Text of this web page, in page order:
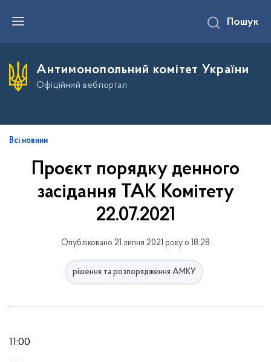
е
и
д
в
Пошук
Антимонопольний комітет України
Офіційний вебпортал
Всі новини
Проєкт порядку денного
засідання ТАК Комітету
22.07.2021
Опубліковано 21 липня 2021 року о 18:28
рішення та розпорядження АМКУ
11:00